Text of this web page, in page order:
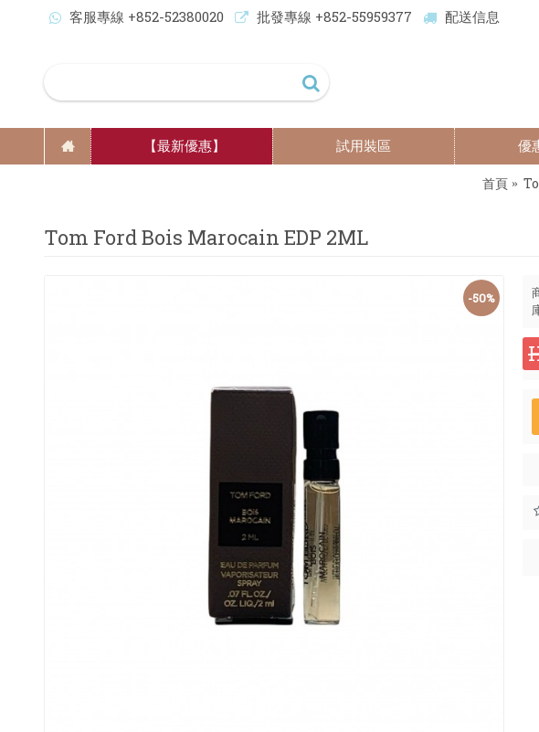
客服專線 +852-52380020 批發專線 +852-55959377 配送信息
【最新優惠】 試用裝區 優
首頁
Tom Ford Bois Marocain EDP 2ML
-50%